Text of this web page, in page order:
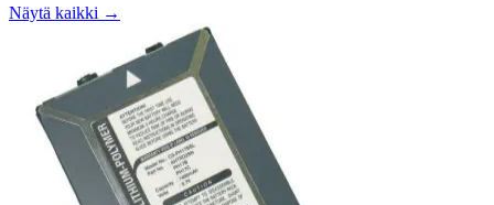
Näytä kaikki →